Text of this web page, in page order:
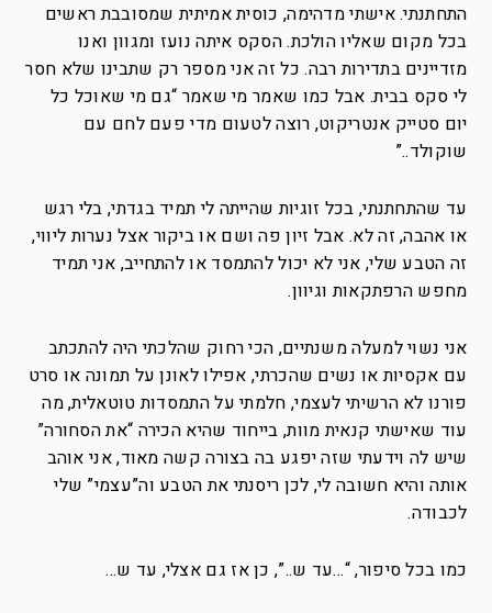
התחתנתי. אישתי מדהימה, כוסית אמיתית שמסובבת ראשים
בכל מקום שאליו הולכת. הסקס איתה נועז ומגוון ואנו
מזדיינים בתדירות רבה. כל זה אני מספר רק שתבינו שלא חסר
לי סקס בבית. אבל כמו שאמר מי שאמר “גם מי שאוכל כל
יום סטייק אנטריקוט, רוצה לטעום מדי פעם לחם עם
שוקולד..”
עד שהתחתנתי, בכל זוגיות שהייתה לי תמיד בגדתי, בלי רגש
או אהבה, זה לא. אבל זיון פה ושם או ביקור אצל נערות ליווי,
זה הטבע שלי, אני לא יכול להתמסד או להתחייב, אני תמיד
מחפש הרפתקאות וגיוון.
אני נשוי למעלה משנתיים, הכי רחוק שהלכתי היה להתכתב
עם אקסיות או נשים שהכרתי, אפילו לאונן על תמונה או סרט
פורנו לא הרשיתי לעצמי, חלמתי על התמסדות טוטאלית, מה
עוד שאישתי קנאית מוות, בייחוד שהיא הכירה “את הסחורה”
שיש לה וידעתי שזה יפגע בה בצורה קשה מאוד, אני אוהב
אותה והיא חשובה לי, לכן ריסנתי את הטבע וה”עצמי” שלי
לכבודה.
כמו בכל סיפור, “…עד ש..”, כן אז גם אצלי, עד ש…